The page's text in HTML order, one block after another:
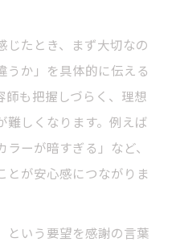
じたとき、まず大切なの
うか」を具体的に伝える
師も把握しづらく、理想
難しくなります。例えば
ラーが暗すぎる」など、
とが安心感につながりま
という要望を感謝の言葉